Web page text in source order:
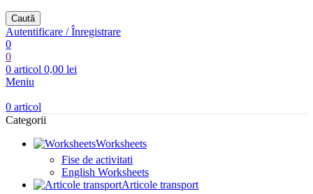
Caută
Autentificare / Înregistrare
0
0
0 articol 0,00 lei
Meniu
0 articol
Categorii
Worksheets
Fise de activitati
English Worksheets
Articole transport